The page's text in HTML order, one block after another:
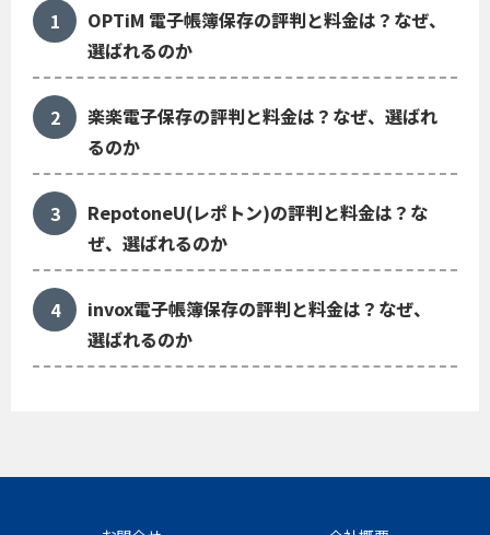
OPTiM 電子帳簿保存の評判と料金は？なぜ、
選ばれるのか
楽楽電子保存の評判と料金は？なぜ、選ばれ
るのか
RepotoneU(レポトン)の評判と料金は？な
ぜ、選ばれるのか
invox電子帳簿保存の評判と料金は？なぜ、
選ばれるのか